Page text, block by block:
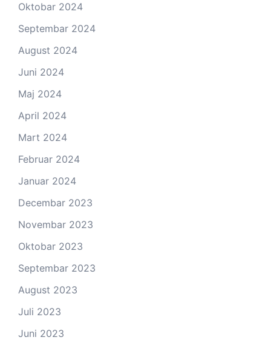
Oktobar 2024
Septembar 2024
August 2024
Juni 2024
Maj 2024
April 2024
Mart 2024
Februar 2024
Januar 2024
Decembar 2023
Novembar 2023
Oktobar 2023
Septembar 2023
August 2023
Juli 2023
Juni 2023